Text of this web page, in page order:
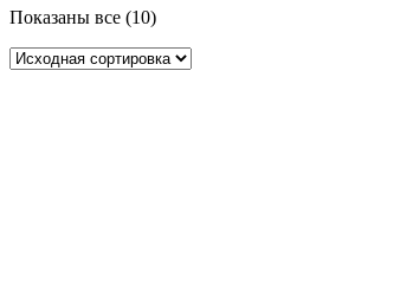
Показаны все (10)